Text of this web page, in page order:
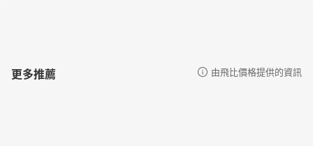
更多推薦 由飛比價格提供的資訊